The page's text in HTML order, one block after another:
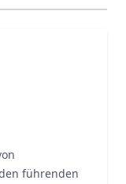
führenden